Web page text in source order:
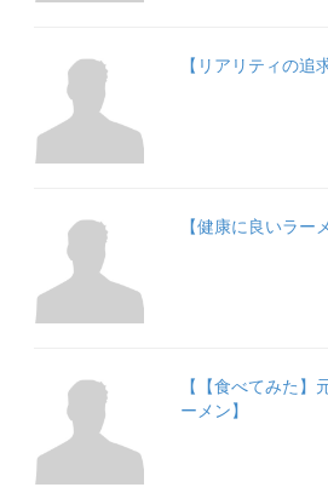
【リアリティの追
【健康に良いラー
【【食べてみた
ーメン】